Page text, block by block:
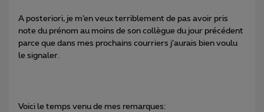
A posteriori, je m’en veux terriblement de pas avoir pris
note du prénom au moins de son collègue du jour précédent
parce que dans mes prochains courriers j’aurais bien voulu
le signaler.
Voici le temps venu de mes remarques: